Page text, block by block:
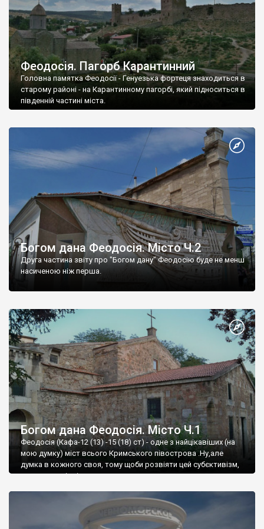
Феодосія. Пагорб Карантинний
Головна памятка Феодосії - Генуезька фортеця знаходиться в
старому районі - на Карантинному пагорбі, який підноситься в
південній частині міста.
Богом дана Феодосія. Місто Ч.2
Друга частина звіту про "Богом дану" Феодосію буде не менш
насиченою ніж перша.
Богом дана Феодосія. Місто Ч.1
Феодосія (Кафа-12 (13) -15 (18) ст) - одне з найцікавіших (на
мою думку) міст всього Кримського півострова .Ну,але
думка в кожного своя, тому щоби розвіяти цей субєктивізм,
запрошую відвідати це